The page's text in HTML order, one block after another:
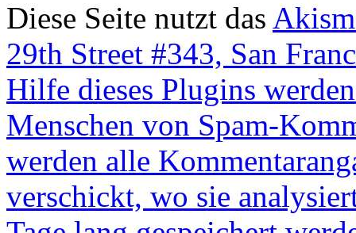
Diese Seite nutzt das
29th Street #343, San
Hilfe dieses Plugins
Menschen von Spam-
werden alle
verschickt, wo sie